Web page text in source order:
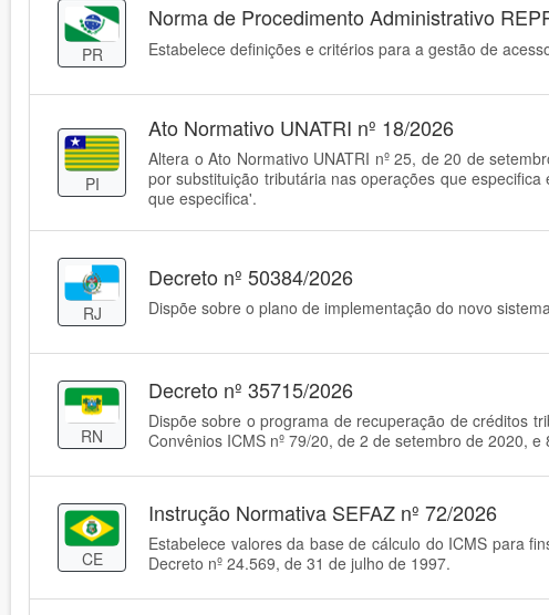
PR
Norma de Procedimento Administrativo
Estabelece definições e critérios para a gestão de
PI
Ato Normativo UNATRI nº 18/2026
Altera o Ato Normativo UNATRI nº 25, de 20 de
por substituição tributária nas operações que
que especifica'.
RJ
Decreto nº 50384/2026
Dispõe sobre o plano de implementação do novo
RN
Decreto nº 35715/2026
Dispõe sobre o programa de recuperação de créditos
Convênios ICMS nº 79/20, de 2 de setembro de 2020,
CE
Instrução Normativa SEFAZ nº 72/2026
Estabelece valores da base de cálculo do ICMS para
Decreto nº 24.569, de 31 de julho de 1997.